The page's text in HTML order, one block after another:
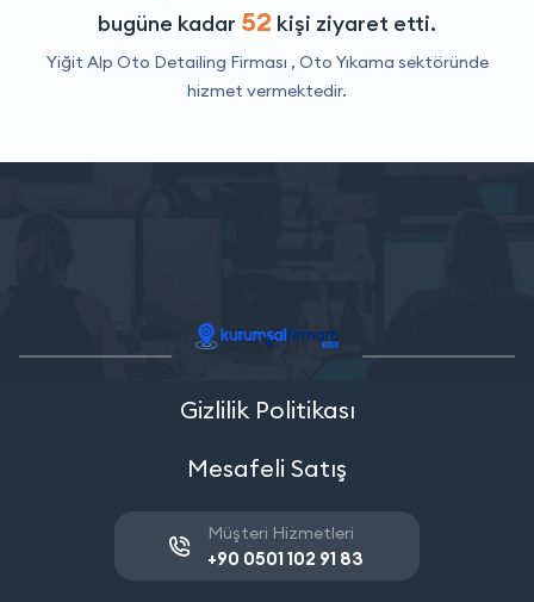
bugüne kadar 52 kişi ziyaret etti.
Yiğit Alp Oto Detailing Firması , Oto Yıkama sektöründe
hizmet vermektedir.
Gizlilik Politikası
Mesafeli Satış
Müşteri Hizmetleri
+90 0501 102 91 83